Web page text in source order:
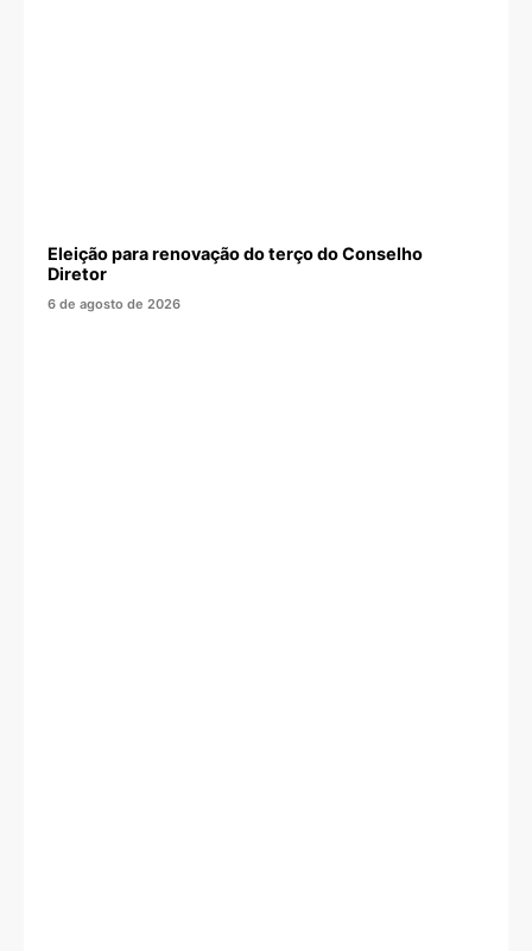
Eleição para renovação do terço do Conselho
Diretor
6 de agosto de 2026